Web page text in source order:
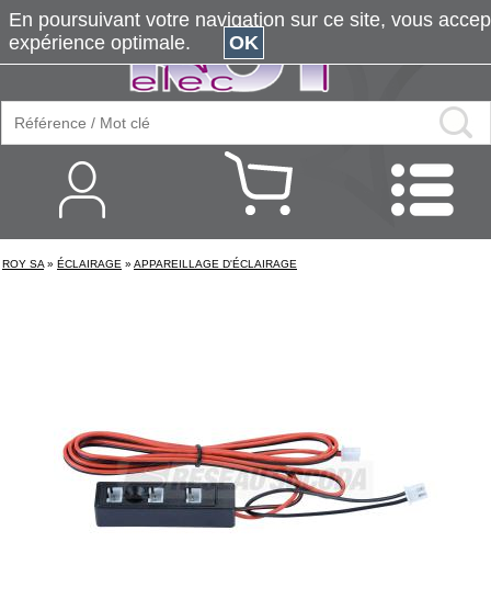
ROY SA » ÉCLAIRAGE » APPAREILLAGE D'ÉCLAIRAGE
En poursuivant votre navigation sur ce site, vous
expérience optimale.
OK